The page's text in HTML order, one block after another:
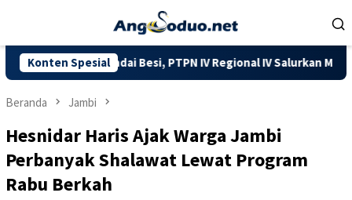
Konten Spesial
Pandai Besi, PTPN IV Regional IV Salurkan Mesin Canggih
Beranda Jambi
Hesnidar Haris Ajak Warga Jambi
Perbanyak Shalawat Lewat Program
Rabu Berkah